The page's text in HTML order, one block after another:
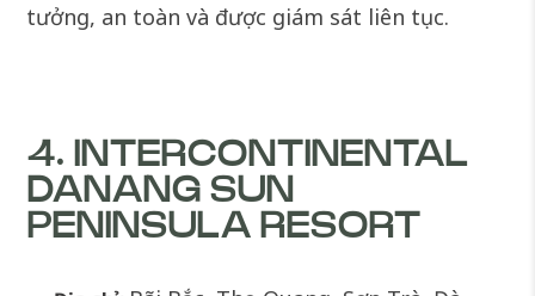
tưởng, an toàn và được giám sát liên tục.
4. INTERCONTINENTAL
DANANG SUN
PENINSULA RESORT